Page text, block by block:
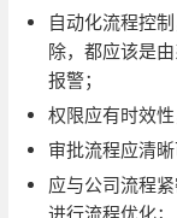
自动化流程控
除，都应该是
报警；
权限应有时效性
审批流程应清
应与公司流程
进行流程优化；